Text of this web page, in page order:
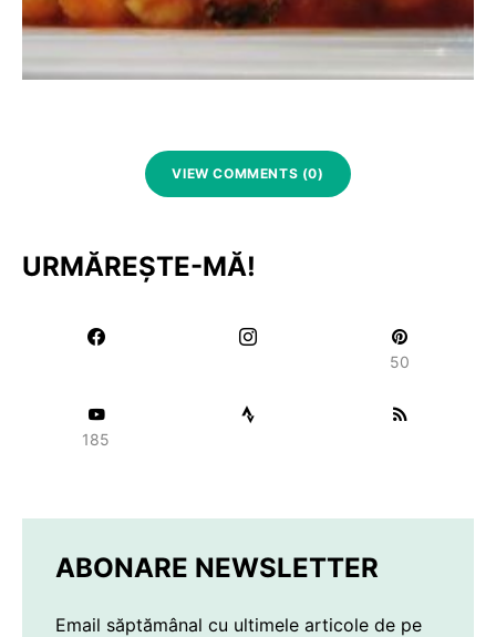
VIEW COMMENTS (0)
URMĂREȘTE-MĂ!
50
185
ABONARE NEWSLETTER
Email săptămânal cu ultimele articole de pe